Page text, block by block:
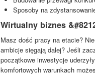
Sposoby na
Wirtualny biznes
Masz dość pracy na etacie?
ambicje sięgają dalej? Jeśli
początkowe inwestycje
komfortowych warunkach